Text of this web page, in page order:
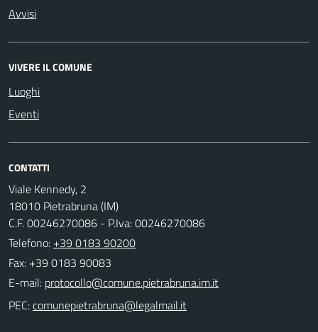
Avvisi
VIVERE IL COMUNE
Luoghi
Eventi
CONTATTI
Viale Kennedy, 2
18010 Pietrabruna (IM)
C.F. 00246270086 - P.Iva: 00246270086
Telefono: +39 0183 90200
Fax: +39 0183 90083
E-mail:
PEC: